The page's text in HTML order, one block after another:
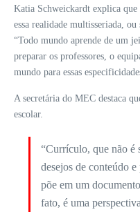
Katia Schweickardt explica que
essa realidade multisseriada,
“Todo mundo aprende de um
preparar os professores, o
mundo para essas
A secretária do MEC destaca
escolar.
“Currículo, que não é
desejos de conteúdo
põe em um
fato, é uma